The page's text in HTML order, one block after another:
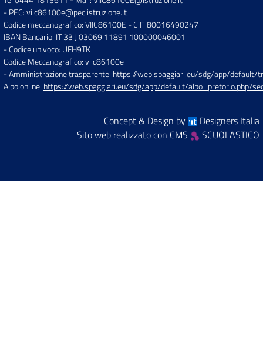
- PEC:viic86100e@pec.istruzione.it
Codice meccanografico: VIIC86100E - C.F. 80016490247
IBAN Bancario: IT 33 J 03069 11891 100000046001
- Codice univoco: UFH9TK
Codice Meccanografico: viic86100e
- Amministrazione trasparente: https://web.spaggiari.eu/sdg/app/default/
Albo online: https://web.spaggiari.eu/sdg/app/default/
Concept & Design by
Designers Italia
Sito web realizzato con CMS
SCUOLASTICO